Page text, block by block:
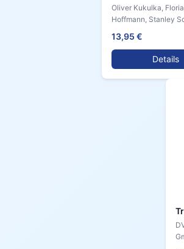
Oliver Kukulka,
Hoffmann, Stanley
13,95 €
Details